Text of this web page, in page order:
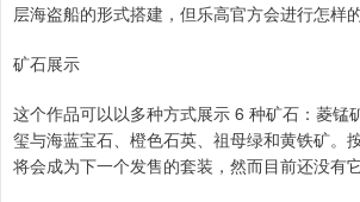
层海盗船的形式搭建，但乐高官方会进行怎样
矿石展示
这个作品可以以多种方式展示 6 种矿石：菱锰
玺与海蓝宝石、橙色石英、祖母绿和黄铁矿。
将会成为下一个发售的套装，然而目前还没有